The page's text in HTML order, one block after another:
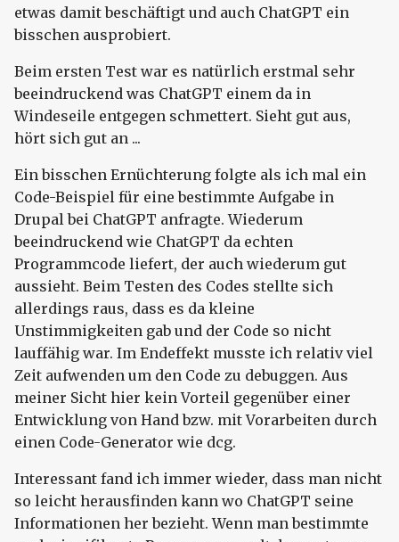
etwas damit beschäftigt und auch ChatGPT ein
bisschen ausprobiert.
Beim ersten Test war es natürlich erstmal sehr
beeindruckend was ChatGPT einem da in
Windeseile entgegen schmettert. Sieht gut aus,
hört sich gut an ...
Ein bisschen Ernüchterung folgte als ich mal ein
Code-Beispiel für eine bestimmte Aufgabe in
Drupal bei ChatGPT anfragte. Wiederum
beeindruckend wie ChatGPT da echten
Programmcode liefert, der auch wiederum gut
aussieht. Beim Testen des Codes stellte sich
allerdings raus, dass es da kleine
Unstimmigkeiten gab und der Code so nicht
lauffähig war. Im Endeffekt musste ich relativ viel
Zeit aufwenden um den Code zu debuggen. Aus
meiner Sicht hier kein Vorteil gegenüber einer
Entwicklung von Hand bzw. mit Vorarbeiten durch
einen Code-Generator wie dcg.
Interessant fand ich immer wieder, dass man nicht
so leicht herausfinden kann wo ChatGPT seine
Informationen her bezieht. Wenn man bestimmte